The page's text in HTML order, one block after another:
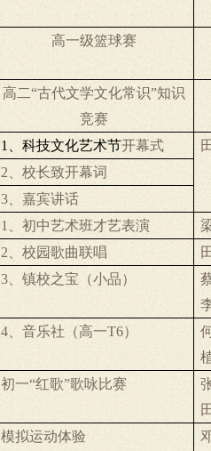
高一级篮球赛
高二“古代文学文化常识”知识
竞赛
1 、科技文化艺术节开幕式
2 、校长致开幕词
3 、嘉宾讲话
1 、初中艺术班才艺表演
2 、校园歌曲联唱
3 、镇校之宝（小品）
4 、音乐社（高一T6）
初一“红歌”歌咏比赛
模拟运动体验